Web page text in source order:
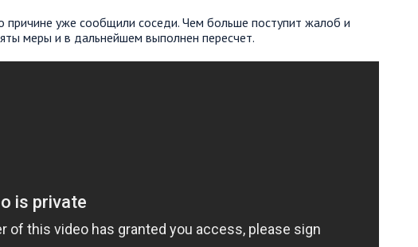
причине уже сообщили соседи. Чем больше поступит жалоб и
меры и в дальнейшем выполнен пересчет.